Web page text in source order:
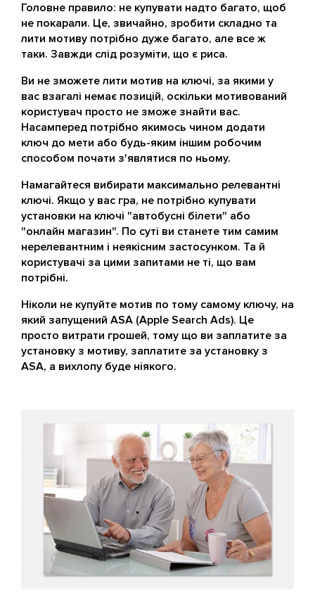
Головне правило: не купувати надто багато, щоб
не покарали. Це, звичайно, зробити складно та
лити мотиву потрібно дуже багато, але все ж
таки. Завжди слід розуміти, що є риса.
Ви не зможете лити мотив на ключі, за якими у
вас взагалі немає позицій, оскільки мотивований
користувач просто не зможе знайти вас.
Насамперед потрібно якимось чином додати
ключ до мети або будь-яким іншим робочим
способом почати з'являтися по ньому.
Намагайтеся вибирати максимально релевантні
ключі. Якщо у вас гра, не потрібно купувати
установки на ключі "автобусні білети" або
"онлайн магазин". По суті ви станете тим самим
нерелевантним і неякісним застосунком. Та й
користувачі за цими запитами не ті, що вам
потрібні.
Ніколи не купуйте мотив по тому самому ключу, на
який запущений ASA (Apple Search Ads). Це
просто витрати грошей, тому що ви заплатите за
установку з мотиву, заплатите за установку з
ASA, а вихлопу буде ніякого.